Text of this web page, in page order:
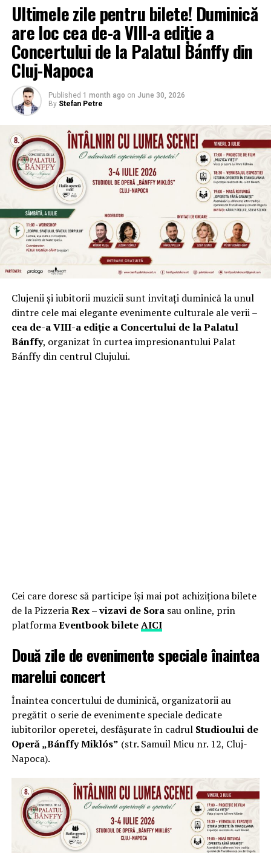
Ultimele zile pentru bilete! Duminică
are loc cea de-a VIII-a ediție a
Concertului de la Palatul Bánffy din
Cluj-Napoca
Published 1 month ago on June 30, 2026
By Stefan Petre
Clujenii și iubitorii muzicii sunt invitați duminică la unul
dintre cele mai elegante evenimente culturale ale verii –
cea de-a VIII-a ediție a Concertului de la Palatul
Bánffy, organizat în curtea impresionantului Palat
Bánffy din centrul Clujului.
Cei care doresc să participe își mai pot achiziționa bilete
de la PizzeriaRex – vizavi de Sora sau online, prin
platformaEventbook bileteAICI
Două zile de evenimente speciale înaintea
marelui concert
Înaintea concertului de duminică, organizatorii au
pregătit o serie de evenimente speciale dedicate
iubitorilor operetei, desfășurate în cadrul Studioului de
Operă „Bánffy Miklós” (str. Samuil Micu nr. 12, Cluj-
Napoca).